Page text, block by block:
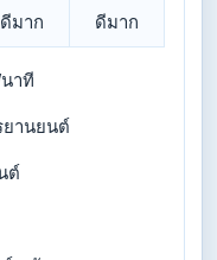
ดีมาก ดีมาก
าที
ยานยนต์
ต์